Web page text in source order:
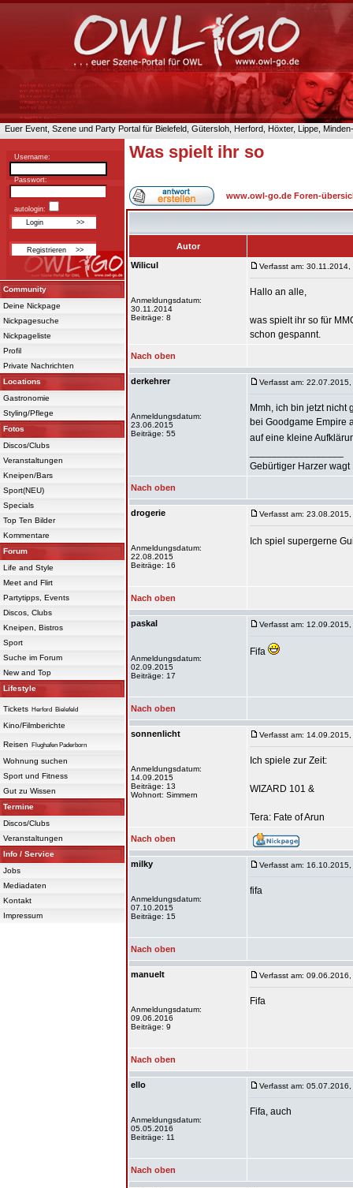
Euer Event, Szene und Party Portal für Bielefeld, Gütersloh, Herford, Höxter, Lippe,
Username:
Passwort:
autologin:
Community
Deine Nickpage
Nickpagesuche
Nickpageliste
Profil
Private Nachrichten
Locations
Gastronomie
Styling/Pflege
Fotos
Discos/Clubs
Veranstaltungen
Kneipen/Bars
Sport(NEU)
Specials
Top Ten Bilder
Kommentare
Forum
Life and Style
Meet and Flirt
Partytipps, Events
Discos, Clubs
Kneipen, Bistros
Sport
Suche im Forum
New and Top
Lifestyle
Tickets Herford Bielefeld
Kino/Filmberichte
Reisen Flughafen Paderborn
Wohnung suchen
Sport und Fitness
Gut zu Wissen
Termine
Discos/Clubs
Veranstaltungen
Info / Service
Jobs
Mediadaten
Kontakt
Impressum
Was spielt ihr so
www.owl-go.de Foren-
Autor
Wilicul
Anmeldungsdatum:
30.11.2014
Beiträge: 8
Verfasst am: 30.11.2014,
Hallo an alle,
was spielt ihr so für
schon gespannt.
Nach oben
derkehrer
Anmeldungsdatum:
23.06.2015
Beiträge: 55
Verfasst am:
Mmh, ich bin jetzt nicht
bei Goodgame Empire
auf eine kleine
Gebürtiger Harzer
Nach oben
drogerie
Anmeldungsdatum:
22.08.2015
Beiträge: 16
Verfasst am:
Ich spiel supergerne
Nach oben
paskal
Anmeldungsdatum:
02.09.2015
Beiträge: 17
Verfasst am:
Fifa
Nach oben
sonnenlicht
Anmeldungsdatum:
14.09.2015
Beiträge: 13
Wohnort: Simmern
Verfasst am: 14.09.2015,
Ich spiele zur Zeit:
WIZARD 101 &
Tera: Fate of Arun
Nach oben
milky
Anmeldungsdatum:
07.10.2015
Beiträge: 15
Verfasst am:
fifa
Nach oben
manuelt
Anmeldungsdatum:
09.06.2016
Beiträge: 9
Verfasst am:
Fifa
Nach oben
ello
Anmeldungsdatum:
05.05.2016
Beiträge: 11
Verfasst am:
Fifa, auch
Nach oben